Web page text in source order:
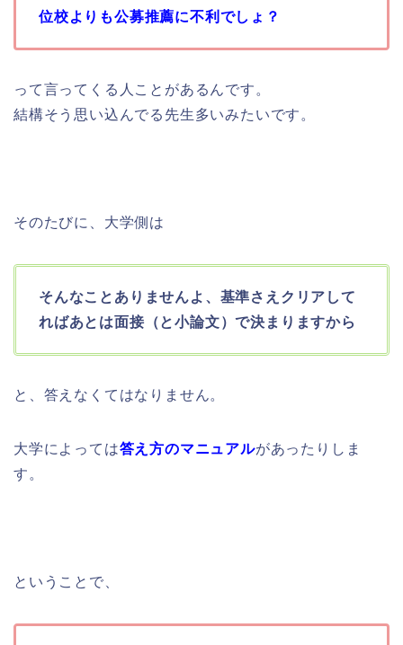
位校よりも公募推薦に不利でしょ？
って言ってくる人ことがあるんです。
結構そう思い込んでる先生多いみたいです。
そのたびに、大学側は
そんなことありませんよ、基準さえクリアして
ればあとは面接（と小論文）で決まりますから
と、答えなくてはなりません。
大学によっては答え方のマニュアルがあったりしま
す。
ということで、